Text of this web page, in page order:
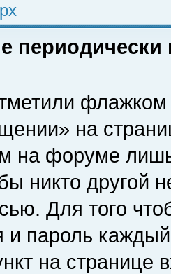
флажком
на
на форуме
никто другой
Для того
и пароль
на